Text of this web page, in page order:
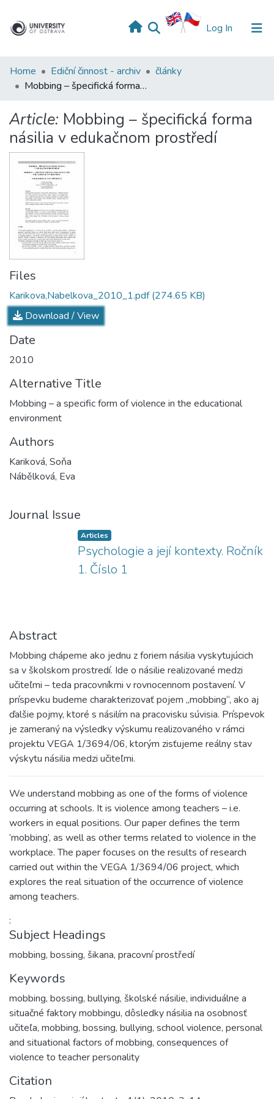
Log In (current)
Home Ediční činnost - archiv
články
Mobbing – špecifická forma násilia v edukačnom prostředí
Article: Mobbing – špecifická forma
násilia v edukačnom prostředí
Files
Karikova,Nabelkova_2010_1.pdf(274.65 KB)
Download / View
Date
2010
Alternative Title
Mobbing – a specific form of violence in the educational
environment
Authors
Kariková, Soňa
Nábělková, Eva
Journal Issue
Articles
Psychologie a její kontexty. Ročník
1. Číslo 1
Abstract
Mobbing chápeme ako jednu z foriem násilia vyskytujúcich
sa v školskom prostredí. Ide o násilie realizované medzi
učiteľmi – teda pracovníkmi v rovnocennom postavení. V
príspevku budeme charakterizovať pojem „mobbing“, ako aj
ďalšie pojmy, ktoré s násilím na pracovisku súvisia. Príspevok
je zameraný na výsledky výskumu realizovaného v rámci
projektu VEGA 1/3694/06, ktorým zisťujeme reálny stav
výskytu násilia medzi učiteľmi.
We understand mobbing as one of the forms of violence
occurring at schools. It is violence among teachers – i.e.
workers in equal positions. Our paper defines the term
‘mobbing’, as well as other terms related to violence in the
workplace. The paper focuses on the results of research
carried out within the VEGA 1/3694/06 project, which
explores the real situation of the occurrence of violence
among teachers.
:
Subject Headings
mobbing, bossing, šikana, pracovní prostředí
Keywords
mobbing, bossing, bullying, školské násilie, individuálne a
situačné faktory mobbingu, dôsledky násilia na osobnosť
učiteľa, mobbing, bossing, bullying, school violence, personal
and situational factors of mobbing, consequences of
violence to teacher personality
Citation